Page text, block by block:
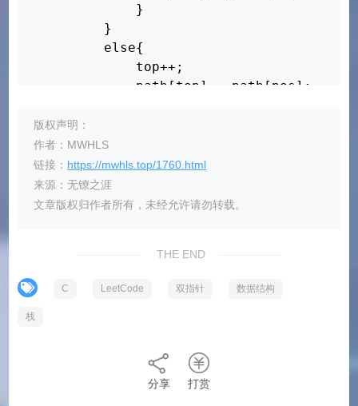
    path[top] = '\0';
    return path;
            }
        }
        else{
            top++;
            path[top] = path[pos];
    }
if(path[top] == '.' && path[top -
        // 处理/.
        top--;
else if(path[top] == '.' &&
if(top != 0) for(top -= 1;
    if(top>0 && path[top] == '/')
    path[top] = '\0';
    return path;
版权声明：
作者：MWHLS
链接： https://mwhls.top/1760.html
来源：无镣之涯
文章版权归作者所有，未经允许请勿转载。
THE END
C LeetCode 双指针 数据结构
栈
分享 打赏